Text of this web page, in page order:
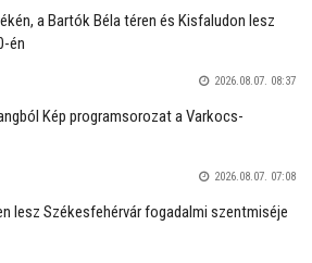
a Bartók Béla téren és Kisfaludon lesz
én
2026.08.07. 08:37
Kép programsorozat a Varkocs-
2026.08.07. 07:08
lesz Székesfehérvár fogadalmi szentmiséje